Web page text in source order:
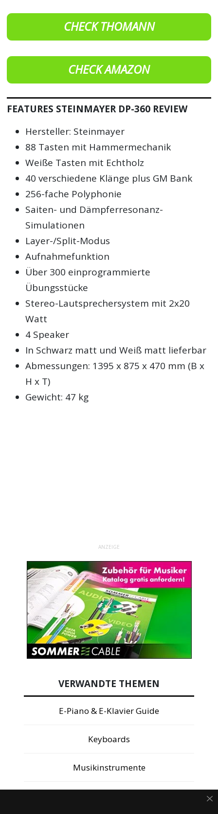
CHECK THOMANN
CHECK AMAZON
FEATURES STEINMAYER DP-360 REVIEW
Hersteller: Steinmayer
88 Tasten mit Hammermechanik
Weiße Tasten mit Echtholz
40 verschiedene Klänge plus GM Bank
256-fache Polyphonie
Saiten- und Dämpferresonanz-
Simulationen
Layer-/Split-Modus
Aufnahmefunktion
Über 300 einprogrammierte
Übungsstücke
Stereo-Lautsprechersystem mit 2x20
Watt
4 Speaker
In Schwarz matt und Weiß matt lieferbar
Abmessungen: 1395 x 875 x 470 mm (B x
H x T)
Gewicht: 47 kg
ANZEIGE
VERWANDTE THEMEN
E-Piano & E-Klavier Guide
Keyboards
Musikinstrumente